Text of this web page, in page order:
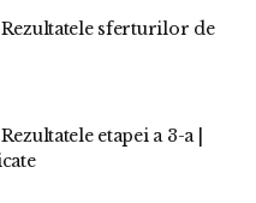
sferturilor de
etapei a 3-a |